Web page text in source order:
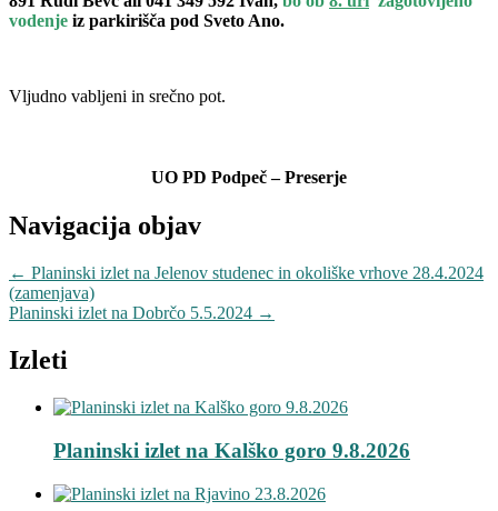
vodenje iz parkirišča pod Sveto Ano.
Vljudno vabljeni in srečno pot.
UO PD Podpeč – Preserje
Navigacija objav
← Planinski izlet na Jelenov studenec in okoliške vrhove 28.4.2024
(zamenjava)
Planinski izlet na Dobrčo 5.5.2024 →
Izleti
Planinski izlet na Kalško goro 9.8.2026